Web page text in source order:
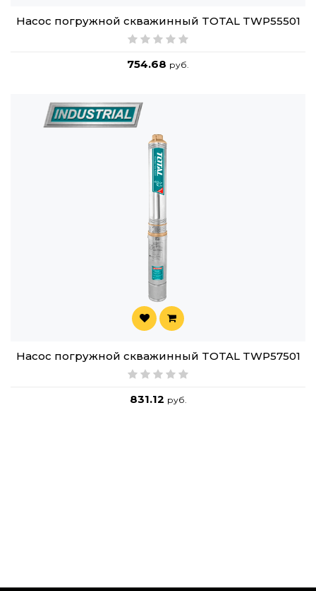
Насос погружной скважинный TOTAL TWP55501
754.68 руб.
Насос погружной скважинный TOTAL TWP57501
831.12 руб.